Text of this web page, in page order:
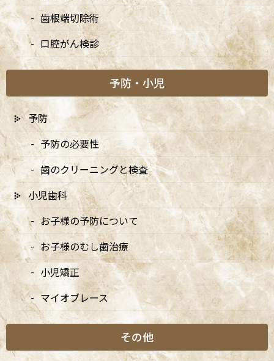
阿佐ヶ谷の歯医者「阿佐ヶ谷ことぶき歯科・矯正歯科」は、JR中
央線(快速)「阿佐ケ谷駅」徒歩0分 / JR中央/総武線「阿佐ケ谷駅」
徒歩0分 / 東京メトロ丸ノ内線「南阿佐ケ谷駅」徒歩8分の、駅す
ぐでとても通いやすい場所にある歯医者です。杉並区や中野区、新
宿、東京都内、隣接県や遠方からも患者様に来院頂きやすい環境
歯根端切除術
口腔がん検診
予防・小児
予防
予防の必要性
歯のクリーニングと検査
小児歯科
お子様の予防について
お子様のむし歯治療
小児矯正
マイオブレース
その他